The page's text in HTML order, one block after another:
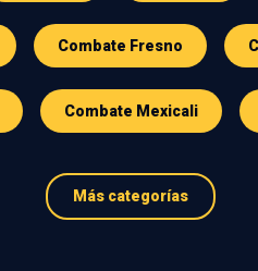
Combate Fresno
Combate Mexicali
Más categorías